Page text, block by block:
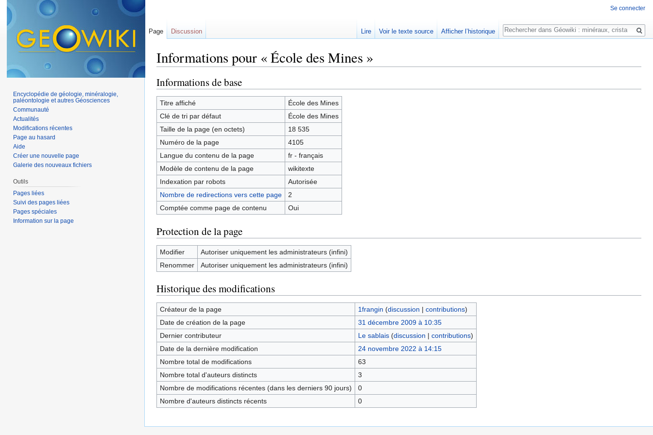
Informations pour « École des Mines »
Informations de base
Titre affiché
École des Mines
Clé de tri par défaut
École des Mines
Taille de la page (en octets)
18 535
Numéro de la page
4105
Langue du contenu de la page
fr - français
Modèle de contenu de la page
wikitexte
Indexation par robots
Autorisée
Nombre de redirections vers cette page
2
Comptée comme page de contenu
Oui
Protection de la page
Modifier
Autoriser uniquement les administrateurs (infini)
Renommer
Autoriser uniquement les administrateurs (infini)
Historique des modifications
Créateur de la page 1frangin (discussion | contributions)
Date de création de la page
31 décembre 2009 à 10:35
Dernier contributeur
Le sablais (discussion | contributions)
Date de la dernière modification
24 novembre 2022 à 14:15
Nombre total de modifications
63
Nombre total d'auteurs distincts
3
Nombre de modifications récentes (dans les derniers 90 jours)
0
Nombre d'auteurs distincts récents
0
Se connecter
Page Discussion Lire Voir le texte source Afficher l’historique
Rechercher
Encyclopédie de géologie, minéralogie,
paléontologie et autres Géosciences
Communauté
Actualités
Modifications récentes
Page au hasard
Aide
Créer une nouvelle page
Galerie des nouveaux fichiers
Outils
Pages liées
Suivi des pages liées
Pages spéciales
Information sur la page